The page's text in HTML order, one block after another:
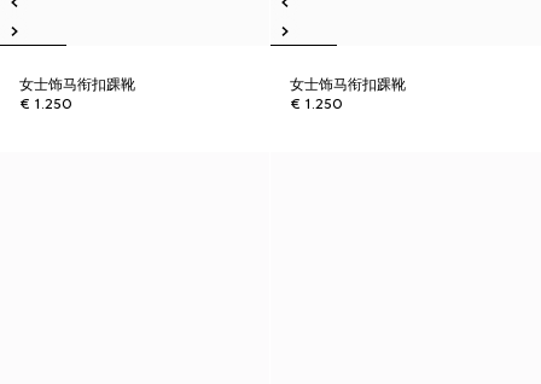
女士饰马衔扣踝靴
€ 1.250
女士饰马衔扣踝靴
€ 1.250